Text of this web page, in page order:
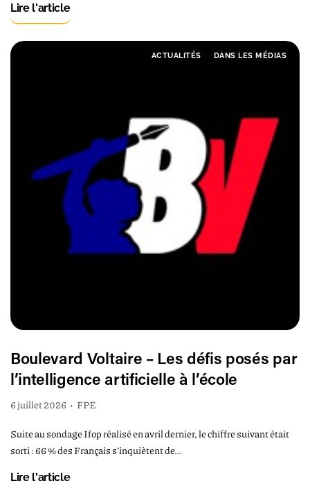
Lire l'article
ACTUALITÉS DANS LES MÉDIAS
Boulevard Voltaire – Les défis posés par
l’intelligence artificielle à l’école
6 juillet 2026 • FPE
Suite au sondage Ifop réalisé en avril dernier, le chiffre suivant était
sorti : 66 % des Français s’inquiètent de…
Lire l'article